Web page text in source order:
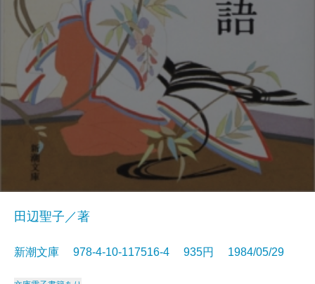
田辺聖子／著
新潮文庫 978-4-10-117516-4 935円 1984/05/29